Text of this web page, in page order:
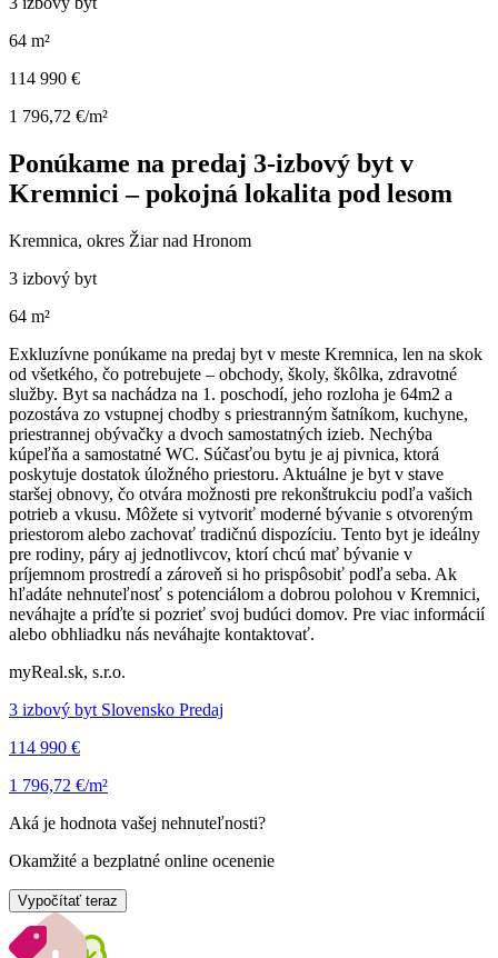
64 m²
114 990 €
1 796,72 €/m²
Ponúkame na predaj 3-izbový byt v
Kremnici – pokojná lokalita pod lesom
Kremnica, okres Žiar nad Hronom
3 izbový byt
64 m²
Exkluzívne ponúkame na predaj byt v meste Kremnica, len na skok
od všetkého, čo potrebujete – obchody, školy, škôlka, zdravotné
služby. Byt sa nachádza na 1. poschodí, jeho rozloha je 64m2 a
pozostáva zo vstupnej chodby s priestranným šatníkom, kuchyne,
priestrannej obývačky a dvoch samostatných izieb. Nechýba
kúpeľňa a samostatné WC. Súčasťou bytu je aj pivnica, ktorá
poskytuje dostatok úložného priestoru. Aktuálne je byt v stave
staršej obnovy, čo otvára možnosti pre rekonštrukciu podľa vašich
potrieb a vkusu. Môžete si vytvoriť moderné bývanie s otvoreným
priestorom alebo zachovať tradičnú dispozíciu. Tento byt je ideálny
pre rodiny, páry aj jednotlivcov, ktorí chcú mať bývanie v
príjemnom prostredí a zároveň si ho prispôsobiť podľa seba. Ak
hľadáte nehnuteľnosť s potenciálom a dobrou polohou v Kremnici,
neváhajte a príďte si pozrieť svoj budúci domov. Pre viac informácií
alebo obhliadku nás neváhajte kontaktovať.
myReal.sk, s.r.o.
3 izbový byt Slovensko Predaj
114 990 €
1 796,72 €/m²
Aká je hodnota vašej nehnuteľnosti?
Okamžité a bezplatné online ocenenie
Vypočítať teraz